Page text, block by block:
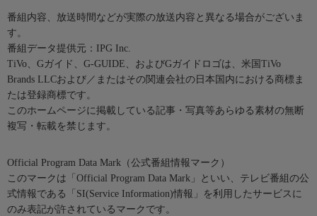
番組内容、放送時間などが実際の放送内容と異なる場合がございま
す。
番組データ提供元：IPG Inc.
TiVo、Gガイド、G-GUIDE、およびGガイドロゴは、米国TiVo
Brands LLCおよび／またはその関連会社の日本国内における商標ま
たは登録商標です。
このホームページに掲載している記事・写真等あらゆる素材の無断
複写・転載を禁じます。
Official Program Data Mark（公式番組情報マーク）
このマークは「Official Program Data Mark」といい、テレビ番組の公
式情報である「SI(Service Information)情報」を利用したサービスに
のみ表記が許されているマークです。